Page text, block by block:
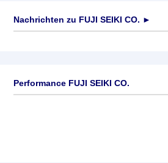
Nachrichten zu FUJI SEIKI CO. ►
Performance FUJI SEIKI CO.